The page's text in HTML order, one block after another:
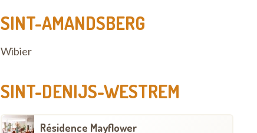
SINT-AMANDSBERG
Wibier
SINT-DENIJS-WESTREM
Résidence Mayflower